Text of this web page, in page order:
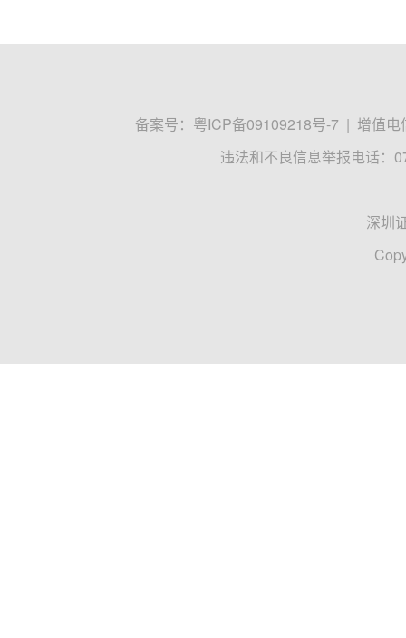
备案号： 粤ICP备09109218号-7 | 增值电
违法和不良信息举报电话：
深圳